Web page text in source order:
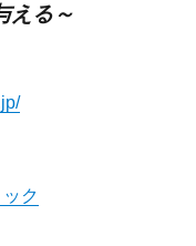
える～
ク